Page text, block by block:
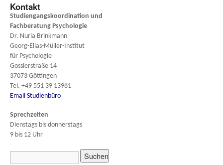
Kontakt
Studiengangskoordination und
Fachberatung Psychologie
Dr. Nuria Brinkmann
Georg-Elias-Müller-Institut
für Psychologie
Gosslerstraße 14
37073 Göttingen
Tel. +49 551 39 13981
Email Studienbüro
Sprechzeiten
Dienstags bis donnerstags
9 bis 12 Uhr